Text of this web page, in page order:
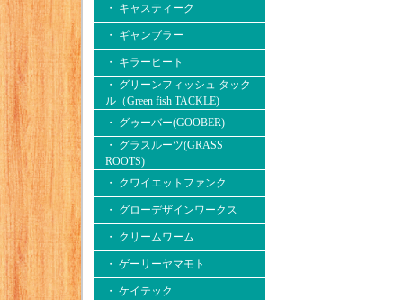
・ キャスティーク
・ ギャンブラー
・ キラーヒート
・ グリーンフィッシュ タック
ル（Green fish TACKLE)
・ グゥーバー(GOOBER)
・ グラスルーツ(GRASS
ROOTS)
・ クワイエットファンク
・ グローデザインワークス
・ クリームワーム
・ ゲーリーヤマモト
・ ケイテック